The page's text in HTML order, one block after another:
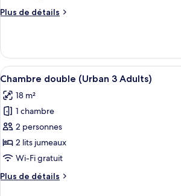
chambre :
double
(Urban
Economy)
Plus de détails
Plus
Chambre
économique
double
Economy)
Afficher
toutes
les
photos
pour
ce
type
chambre :
Une
4
Chambre double (Urban 3 Adults)
18 m²
1 chambre
2 personnes
2 lits jumeaux
Wi-Fi gratuit
Plus de détails
Plus